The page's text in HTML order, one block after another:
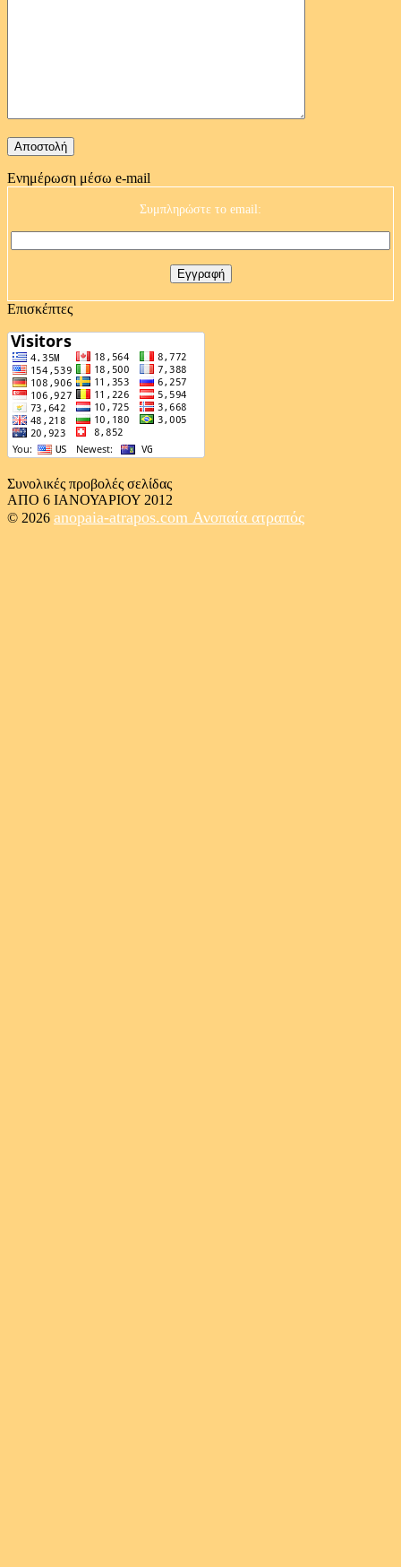
Ενημέρωση μέσω e-mail
Συμπληρώστε το email:
Επισκέπτες
Συνολικές προβολές σελίδας
ΑΠΟ 6 ΙΑΝΟΥΑΡΙΟΥ 2012
© 2026 anopaia-atrapos.com Ανοπαία ατραπός